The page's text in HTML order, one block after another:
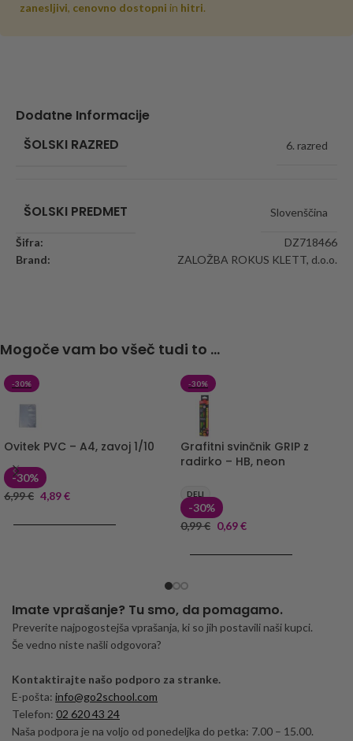
zanesljivi, cenovno dostopni in hitri.
Dodatne Informacije
ŠOLSKI RAZRED
6. razred
ŠOLSKI PREDMET Slovenščina
Šifra:
DZ718466
Brand:
ZALOŽBA ROKUS KLETT, d.o.o.
Mogoče vam bo všeč tudi to ...
-30%
Ovitek PVC – A4, zavoj 1/10
-30%
6,99€ 4,89€
-30%
Grafitni svinčnik GRIP z
radirko – HB, neon
DELI
-30%
0,99€ 0,69€
Imate vprašanje? Tu smo, da pomagamo.
Preverite najpogostejša vprašanja, ki so jih postavili naši kupci.
Še vedno niste našli odgovora?
Kontaktirajte našo podporo za stranke.
E-pošta: info@go2school.com
Telefon: 02 620 43 24
Naša podpora je na voljo od ponedeljka do petka: 7.00 – 15.00.